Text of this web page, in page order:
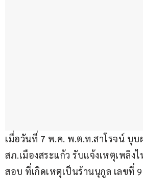
เมื่อวันที่ 7 พ.ค. พ.ต.ท.สาโรจน์ บุบ
สภ.เมืองสระแก้ว รับแจ้งเหตุเพลิง
สอบ ที่เกิดเหตุเป็นร้านนุกูล เลขที่